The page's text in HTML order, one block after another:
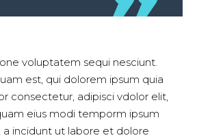
voluptatem sequi nesciunt.
est, qui dolorem ipsum quia
consectetur, adipisci vdolor elit,
eius modi temporm ipsum
a incidunt ut labore et dolore